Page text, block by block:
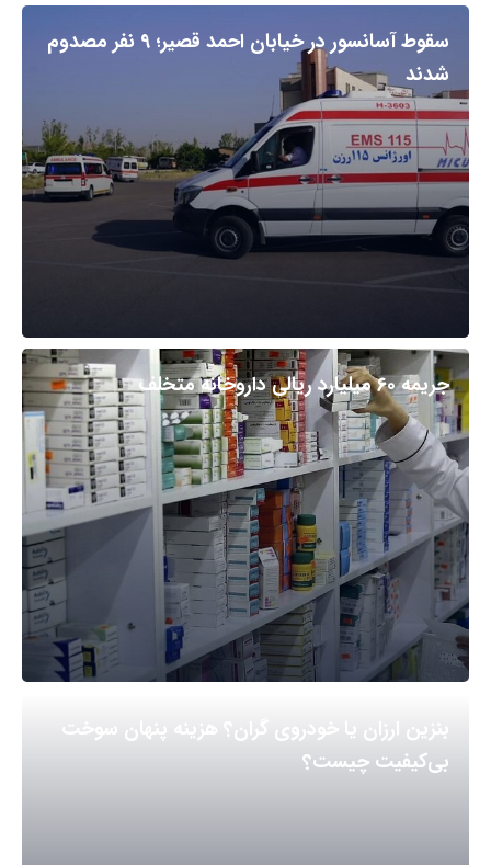
سقوط آسانسور در خیابان احمد قصیر؛ ۹ نفر مصدوم
شدند
جریمه ۶۰ میلیارد ریالی داروخانه متخلف
بنزین ارزان یا خودروی گران؟ هزینه پنهان سوخت
بی‌کیفیت چیست؟